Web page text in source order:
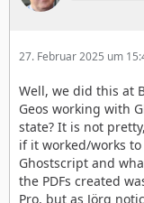
27. Februar 2025 um
Well, we did this at
Geos working with
state? It is not
if it worked/works to
Ghostscript and
the PDFs created
Pro, but as Jörg